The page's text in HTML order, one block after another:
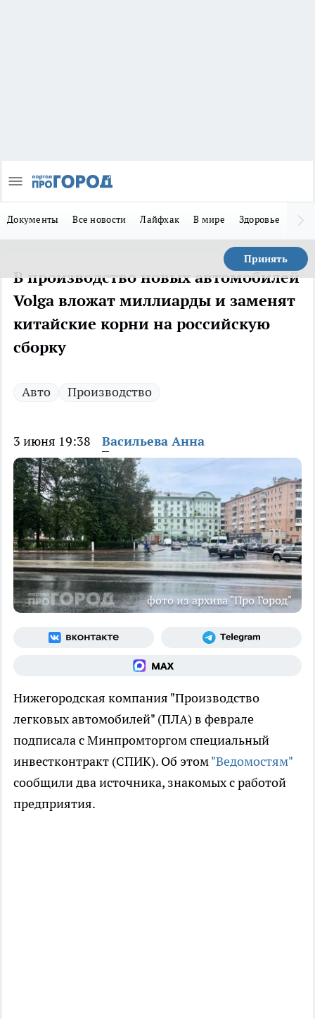
Документы Все новости Лайфхак В мире Здоровье
Принять
В производство новых автомобилей
Volga вложат миллиарды и заменят
китайские корни на российскую
сборку
Авто Производство
3 июня 19:38 Васильева Анна
фото из архива "Про Город"
Нижегородская компания "Производство
легковых автомобилей" (ПЛА) в феврале
подписала с Минпромторгом специальный
инвестконтракт (СПИК). Об этом"Ведомостям"
сообщили два источника, знакомых с работой
предприятия.